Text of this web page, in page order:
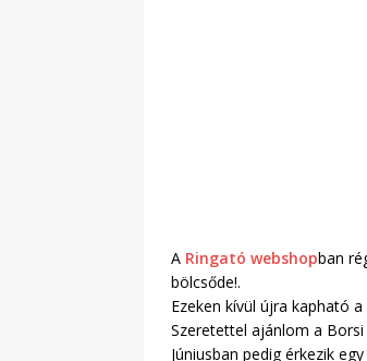
A Ringató webshopban
bölcsőde!.
Ezeken kívül újra kapható
Szeretettel ajánlom a
Júniusban pedig érkezik